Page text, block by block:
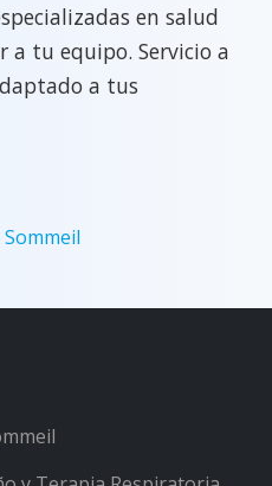
en salud
tu equipo. Servicio a
a tus